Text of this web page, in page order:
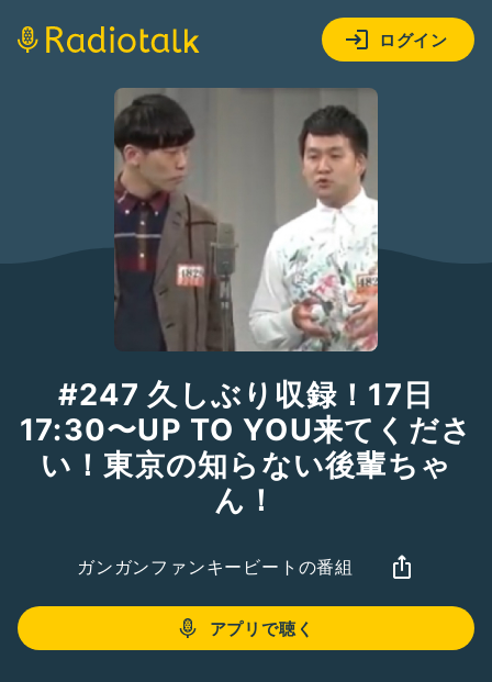
ログイン
#247 久しぶり収録！17日
17:30〜UP TO YOU来てくださ
い！東京の知らない後輩ちゃ
ん！
ガンガンファンキービートの番組
アプリで聴く